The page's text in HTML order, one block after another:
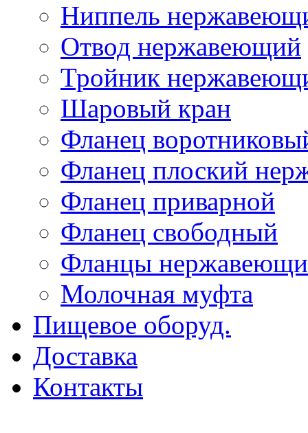
Ниппель
Отвод нержавеющий
Тройник
Шаровый кран
Фланец
Фланец плоский
Фланец приварной
Фланец свободный
Фланцы
Молочная муфта
Пищевое оборуд.
Доставка
Контакты